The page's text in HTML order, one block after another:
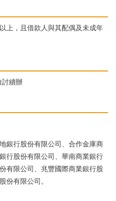
上，且借款人與其配偶及未成年
討續辦
銀行股份有限公司、合作金庫商
行股份有限公司、華南商業銀行
有限公司、兆豐國際商業銀行股
份有限公司。